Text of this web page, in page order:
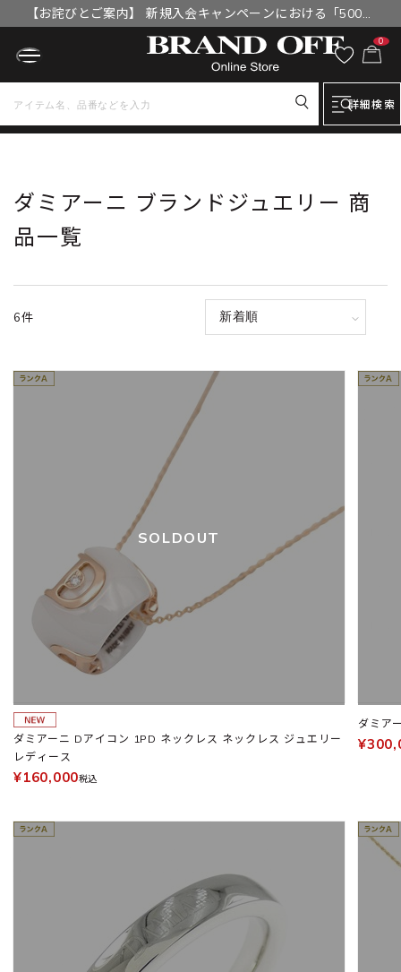
【お詫びとご案内】 新規入会キャンペーンにおける「500円
OFFクーポン」付与漏れと補填について
0
詳細検索
ダミアーニ ブランドジュエリー 商
品一覧
6件
SOLDOUT
ダミアーニ Dアイコン 1PD ネックレス ネックレス ジュエリー
レディース
¥160,000税込
ダミア